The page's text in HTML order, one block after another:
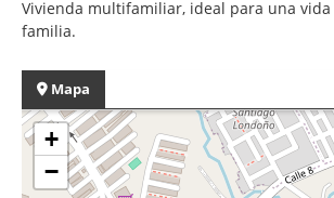
Vivienda multifamiliar, ideal para una vida
familia.
Mapa
+
−